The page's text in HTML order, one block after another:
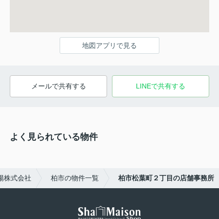
地図アプリで見る
メールで共有する LINEで共有する
よく見られている物件
株式会社 柏市の物件一覧 柏市松葉町２丁目の店舗事務所